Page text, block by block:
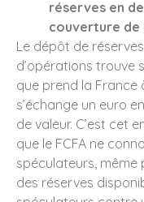
réserves en
couverture de
Le dépôt de
d’opérations trouve
que prend la France
s’échange un euro
de valeur. C’est cet
que le FCFA ne
spéculateurs, même
des réserves